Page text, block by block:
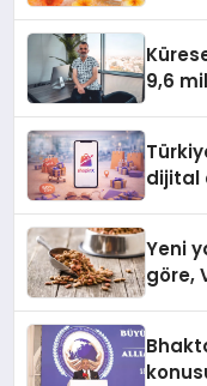
9,6
dijital
Yeni
göre,